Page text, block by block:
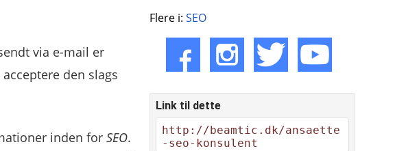
via e-mail er
den slags
inden for SEO.
Flere i:SEO
Link til dette
http://beamtic.dk/ansaette
-seo-konsulent